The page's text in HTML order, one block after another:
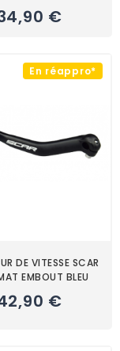
€
En réappro*
DE VITESSE SCAR
EMBOUT BLEU
€